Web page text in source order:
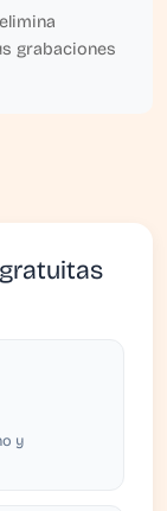
grabaciones
y